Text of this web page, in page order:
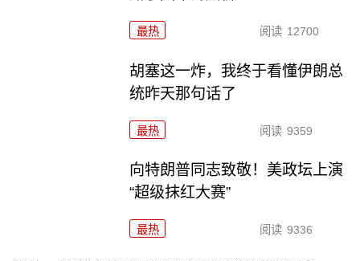
最热 阅读 12700
胡塞这一炸，我终于看懂伊朗总
统昨天那句话了
最热 阅读 9359
向特朗普同志致敬！美政坛上演
“超级抹红大赛”
最热 阅读 9336